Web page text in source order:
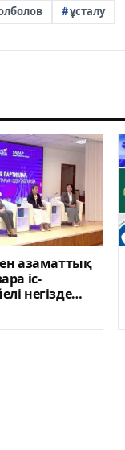
ұсталу
азаматтық
іс-
негізде
«Sarap»